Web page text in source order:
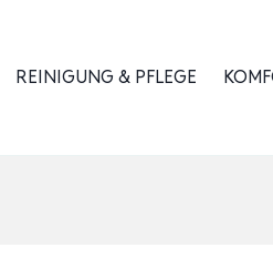
REINIGUNG & PFLEGE